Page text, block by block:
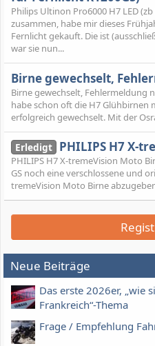
Philips Ultinon Pro6000 H7 LED
zusammen, habe mir dieses
Fernlicht gekauft. Die ist
war sie nun...
Birne gewechselt,
Birne gewechselt, Fehlermeldung
habe schon oft die H7 Glühbirnen
erfolgreich gewechselt. Mit der
Erledigt PHILIPS H7 X-
PHILIPS H7 X-tremeVision Moto
GS noch eine verschlossene und
tremeVision Moto Birne
Neue Beiträge
Das erste 2026er, „wie
Frankreich“-Thema
Frage / Empfehlung